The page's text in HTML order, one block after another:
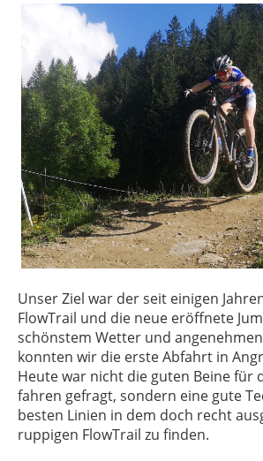
Unser Ziel war der seit einigen
FlowTrail und die neue eröffnete
schönstem Wetter und
konnten wir die erste Abfahrt in
Heute war nicht die guten Beine für
fahren gefragt, sondern eine gute
besten Linien in dem doch recht
ruppigen FlowTrail zu finden.